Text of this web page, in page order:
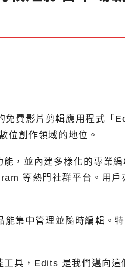
費影片剪輯應用程式「
位創作領域的地位。
，並內建多樣化的專業
等熱門社群平台。用
集中管理並隨時編輯。
具，Edits 是我們邁向這